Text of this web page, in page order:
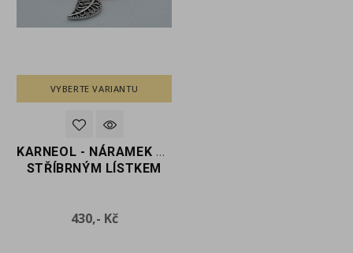
VYBERTE VARIANTU
KARNEOL - NÁRAMEK SE
STŘÍBRNÝM LÍSTKEM
430,- KčCena